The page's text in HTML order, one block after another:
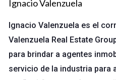
acceso a herramientas de
que conecta a agentes
experimentados. Este
desarrollo personal y
Ignacio Valenzuela
Ignacio Valenzuela es el
Valenzuela Real Estate
para brindar a agentes
servicio de la industria para